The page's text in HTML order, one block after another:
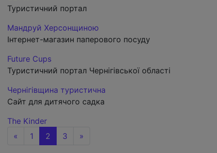
Туристичний портал
Мандруй Херсонщиною
Інтернет-магазин паперового посуду
Future Cups
Туристичний портал Чернігівської області
Чернігівщина туристична
Сайт для дитячого садка
The Kinder
«
1 2 3 »